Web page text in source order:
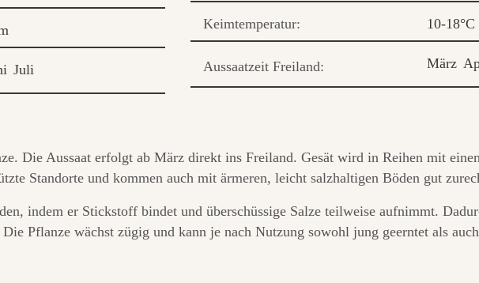
Juli
Keimtemperatur: 10-18°C
Aussaatzeit Freiland: März
Die Aussaat erfolgt ab März direkt ins Freiland. Gesät wird in Reihen mit
Standorte und kommen auch mit ärmeren, leicht salzhaltigen Böden gut
indem er Stickstoff bindet und überschüssige Salze teilweise aufnimmt.
Pflanze wächst zügig und kann je nach Nutzung sowohl jung geerntet als